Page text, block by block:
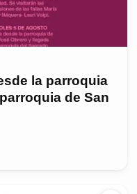
la parroquia
de San